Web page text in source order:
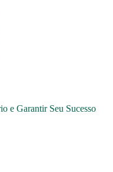
e Garantir Seu Sucesso